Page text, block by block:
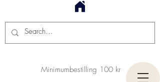
Minimumbestilling 100 kr